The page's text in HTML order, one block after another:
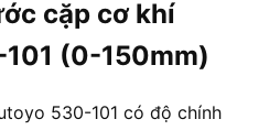
cặp cơ khí
(0-150mm)
530-101 có độ chính